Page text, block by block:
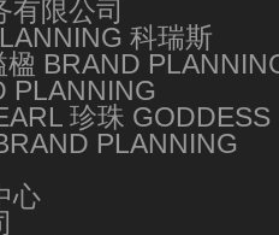
有限公司
科瑞斯
BRAND
PLANNING
珍珠
PLANNING
心